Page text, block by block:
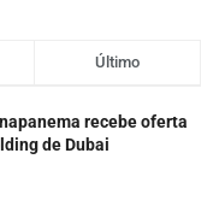
Último
recebe oferta
de Dubai